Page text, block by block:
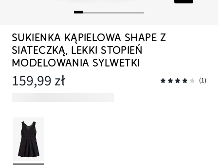
SUKIENKA KĄPIELOWA SHAPE Z
SIATECZKĄ, LEKKI STOPIEŃ
MODELOWANIA SYLWETKI
159,99 zł (1)